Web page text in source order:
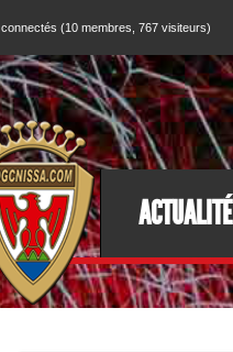
connectés (10 membres, 767 visiteurs)
ACTUALITÉ